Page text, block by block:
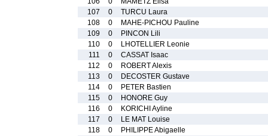
107
0
TURCU Laura
108
0
MAHE-PICHOU Pauline
109
0
PINCON Lili
110
0
LHOTELLIER Leonie
111
0
CASSAT Isaac
112
0
ROBERT Alexis
113
0
DECOSTER Gustave
114
0
PETER Bastien
115
0
HONORE Guy
116
0
KORICHI Ayline
117
0
LE MAT Louise
118
0
PHILIPPE Abigaelle